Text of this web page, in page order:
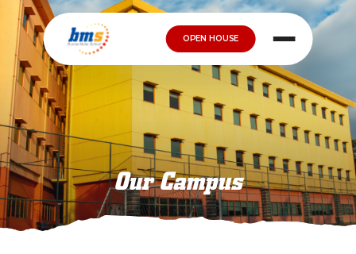
OPEN HOUSE
Our Campus